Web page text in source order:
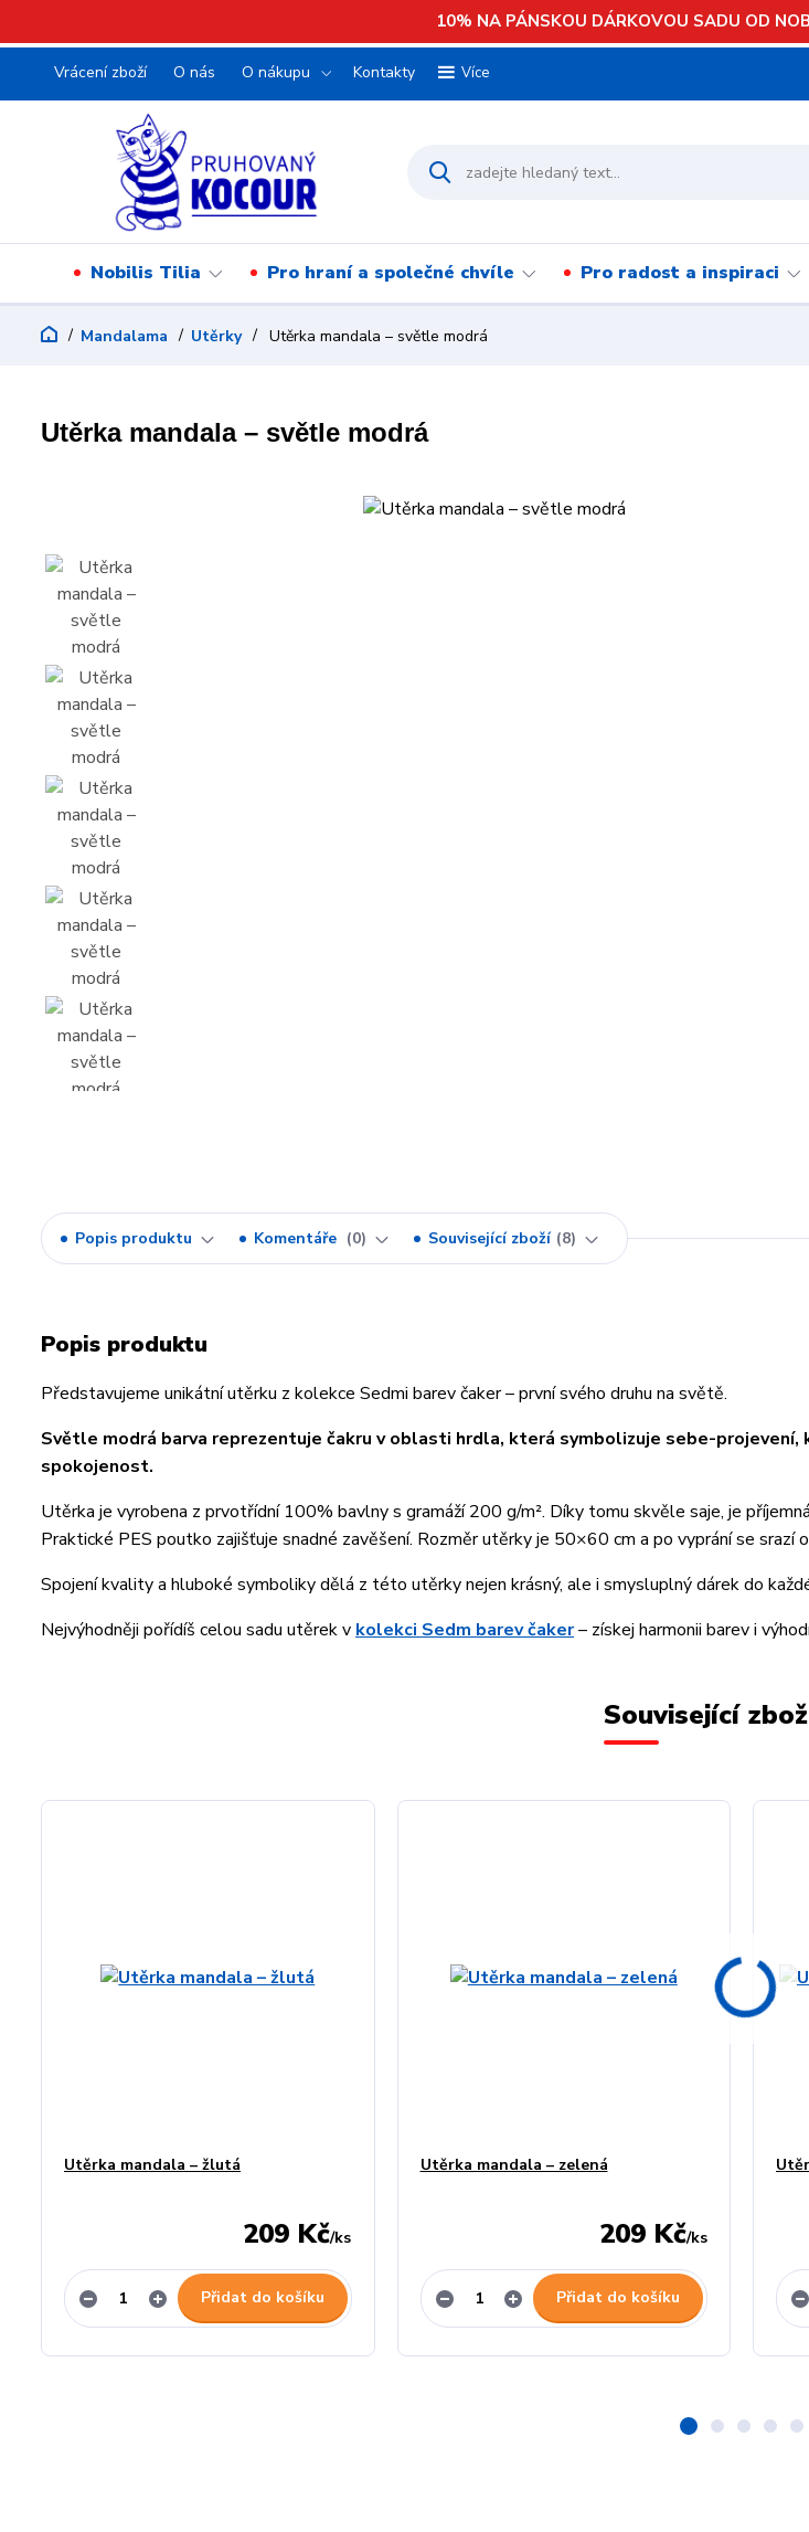
10% NA PÁNSKOU DÁRKOVOU SADU OD
Vrácení zboží O nás O nákupu Kontakty Více
Nobilis Tilia Pro hraní a společné chvíle Pro radost a inspiraci
Mandalama Utěrky Utěrka mandala – světle modrá
Utěrka mandala – světle modrá
Popis produktu Komentáře 0 Související zboží 8
Popis produktu
Představujeme unikátní utěrku z kolekce Sedmi barev čaker – první svého druhu na světě.
Světle modrá barva reprezentuje čakru v oblasti hrdla, která symbolizuje sebe-projevení,
spokojenost.
Utěrka je vyrobena z prvotřídní 100% bavlny s gramáží 200 g/m². Díky tomu skvěle saje, je
Praktické PES poutko zajišťuje snadné zavěšení. Rozměr utěrky je 50×60 cm a po vyprání se srazí
Spojení kvality a hluboké symboliky dělá z této utěrky nejen krásný, ale i smysluplný dárek do
Nejvýhodněji pořídíš celou sadu utěrek v kolekci Sedm barev čaker– získej harmonii barev i
Související
Utěrka mandala – žlutá
209 Kč/ks
Přidat do košíku
Utěrka mandala – zelená
209 Kč/ks
Přidat do košíku